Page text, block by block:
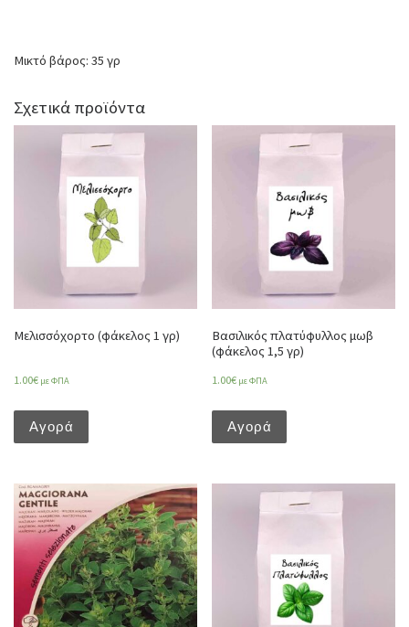
Μικτό βάρος: 35 γρ
Σχετικά προϊόντα
Μελισσόχορτο (φάκελος 1 γρ)
1.00€ με ΦΠΑ
Αγορά
Βασιλικός πλατύφυλλος μωβ
(φάκελος 1,5 γρ)
1.00€ με ΦΠΑ
Αγορά